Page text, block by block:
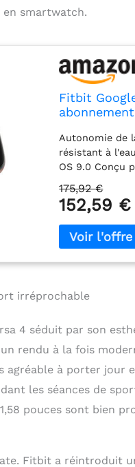
en smartwatch.
Fitbit
Rose/
Autonomie de
résistant à
OS 9.0 Conçu
de zone
permanente
automatique
profil de
sains : indice
exercices de
de smartphone
jours
d'abonnement
exclusif aux
175,92 €
152,59 €
irréprochable
4 séduit par son
rendu à la fois
agréable à porter jour
les séances de
pouces sont bien
Fitbit a réintroduit